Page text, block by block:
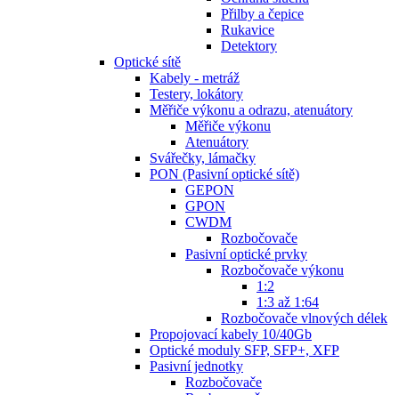
Přilby a čepice
Rukavice
Detektory
Optické sítě
Kabely - metráž
Testery, lokátory
Měřiče výkonu a odrazu, atenuátory
Měřiče výkonu
Atenuátory
Svářečky, lámačky
PON (Pasivní optické sítě)
GEPON
GPON
CWDM
Rozbočovače
Pasivní optické prvky
Rozbočovače výkonu
1:2
1:3 až 1:64
Rozbočovače vlnových délek
Propojovací kabely 10/40Gb
Optické moduly SFP, SFP+, XFP
Pasivní jednotky
Rozbočovače